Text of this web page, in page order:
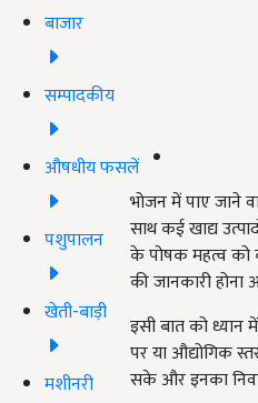
बाजार
सम्पादकीय
औषधीय फसलें
पशुपालन
खेती-बाड़ी
मशीनरी
भोजन में पाए जाने
साथ कई खाद्य
के पोषक महत्व को
की जानकारी
इसी बात को ध्यान
पर या औद्योगिक
सके और इनका